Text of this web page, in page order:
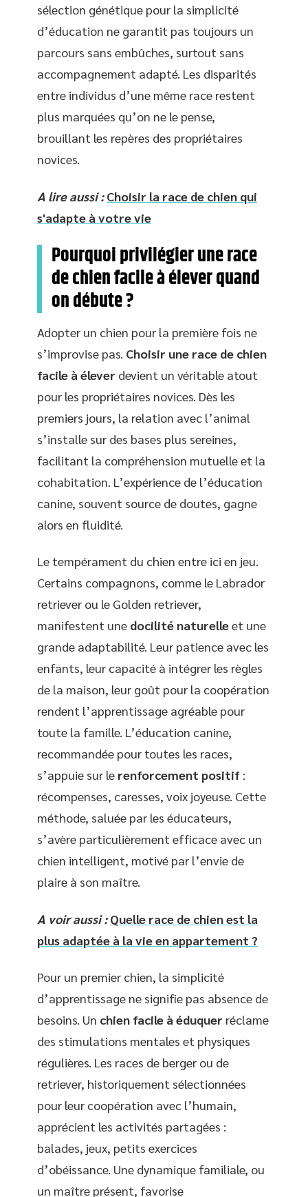
sélection génétique pour la simplicité
d’éducation ne garantit pas toujours un
parcours sans embûches, surtout sans
accompagnement adapté. Les disparités
entre individus d’une même race restent
plus marquées qu’on ne le pense,
brouillant les repères des propriétaires
novices.
A lire aussi : Choisir la race de chien qui
s'adapte à votre vie
Pourquoi privilégier une race
de chien facile à élever quand
on débute ?
Adopter un chien pour la première fois ne
s’improvise pas. Choisir une race de chien
facile à élever devient un véritable atout
pour les propriétaires novices. Dès les
premiers jours, la relation avec l’animal
s’installe sur des bases plus sereines,
facilitant la compréhension mutuelle et la
cohabitation. L’expérience de l’éducation
canine, souvent source de doutes, gagne
alors en fluidité.
Le tempérament du chien entre ici en jeu.
Certains compagnons, comme le Labrador
retriever ou le Golden retriever,
manifestent une docilité naturelleet une
grande adaptabilité. Leur patience avec les
enfants, leur capacité à intégrer les règles
de la maison, leur goût pour la coopération
rendent l’apprentissage agréable pour
toute la famille. L’éducation canine,
recommandée pour toutes les races,
s’appuie sur le renforcement positif :
récompenses, caresses, voix joyeuse. Cette
méthode, saluée par les éducateurs,
s’avère particulièrement efficace avec un
chien intelligent, motivé par l’envie de
plaire à son maître.
A voir aussi : Quelle race de chien est la
plus adaptée à la vie en appartement ?
Pour un premier chien, la simplicité
d’apprentissage ne signifie pas absence de
besoins. Un chien facile à éduquer réclame
des stimulations mentales et physiques
régulières. Les races de berger ou de
retriever, historiquement sélectionnées
pour leur coopération avec l’humain,
apprécient les activités partagées :
balades, jeux, petits exercices
d’obéissance. Une dynamique familiale, ou
un maître présent, favorise